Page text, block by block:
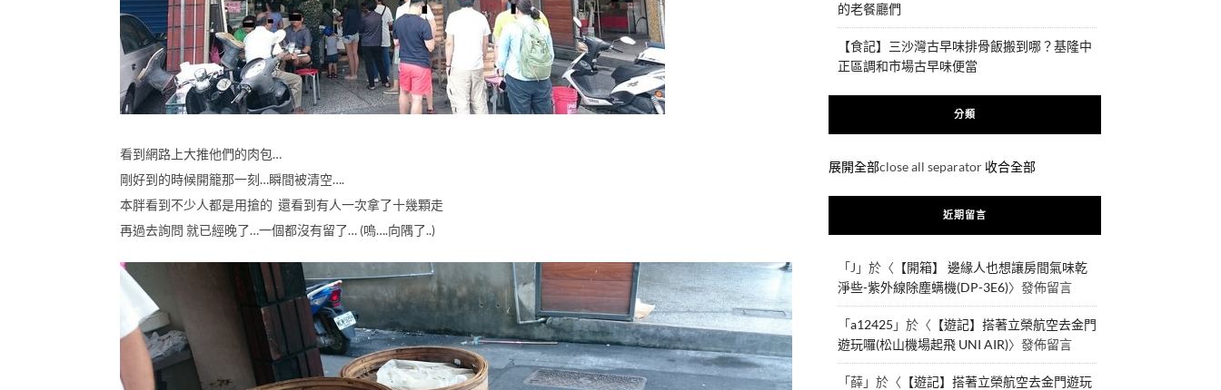
看到網路上大推他們的肉包…
剛好到的時候開籠那一刻…瞬間被清空….
本胖看到不少人都是用搶的 還看到有人一次拿了十幾顆走
再過去詢問 就已經晚了…一個都沒有留了… (嗚….向隅了..)
的老餐廳們
【食記】三沙灣古早味排骨飯搬到哪？基隆中
正區調和市場古早味便當
分類
展開全部close all separator 收合全部
近期留言
「J 」於〈 【開箱】 邊緣人也想讓房間氣味乾
淨些-紫外線除塵螨機(DP-3E6)〉發佈留言
「a12425 」於〈 【遊記】搭著立榮航空去金門
遊玩囉(松山機場起飛 UNI AIR)〉發佈留言
「薛」於〈 【遊記】搭著立榮航空去金門遊玩